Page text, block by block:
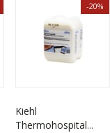
-20%
Kiehl
Thermohospital